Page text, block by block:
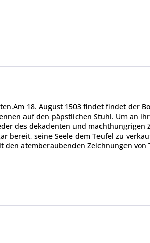
18. August 1503 findet findet der
auf den päpstlichen Stuhl. Um an
des dekadenten und
bereit, seine Seele dem Teufel zu
atemberaubenden Zeichnungen von